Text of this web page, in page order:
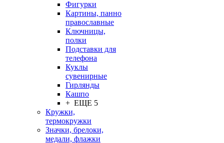
Фигурки
Картины, панно
православные
Ключницы,
полки
Подставки для
телефона
Куклы
сувенирные
Гирлянды
Кашпо
+ ЕЩЕ 5
Кружки,
термокружки
Значки, брелоки,
медали, флажки